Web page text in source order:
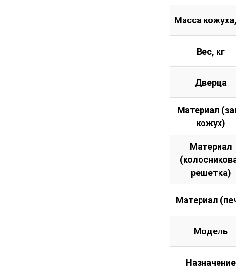
Масса
Вес, кг
Дверца
Материал
кожух)
Материал
решетка)
Материал
Модель
Назначение